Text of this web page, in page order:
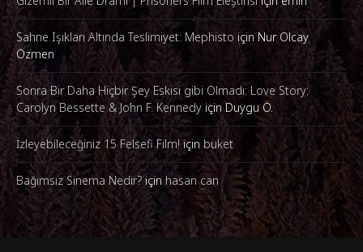
Sahne Işıkları Altında Teslimiyet: Mephisto için Nur Olcay
Özmen
Sonra Bir Daha Hiçbir Şey Eskisi gibi Olmadı: Love Story:
Carolyn Bessette & John F. Kennedy için Duygu Ö.
İzleyebileceğiniz 15 Felsefi Film!içinbuket
Bağımsız Sinema Nedir?içinhasan can